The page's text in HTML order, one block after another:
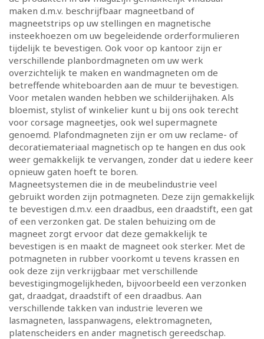
maken d.m.v. beschrijfbaar magneetband of
magneetstrips op uw stellingen en magnetische
insteekhoezen om uw begeleidende orderformulieren
tijdelijk te bevestigen. Ook voor op kantoor zijn er
verschillende planbordmagneten om uw werk
overzichtelijk te maken en wandmagneten om de
betreffende whiteboarden aan de muur te bevestigen.
Voor metalen wanden hebben we schilderijhaken. Als
bloemist, stylist of winkelier kunt u bij ons ook terecht
voor corsage magneetjes, ook wel supermagnete
genoemd. Plafondmagneten zijn er om uw reclame- of
decoratiemateriaal magnetisch op te hangen en dus ook
weer gemakkelijk te vervangen, zonder dat u iedere keer
opnieuw gaten hoeft te boren.
Magneetsystemen die in de meubelindustrie veel
gebruikt worden zijn potmagneten. Deze zijn gemakkelijk
te bevestigen d.m.v. een draadbus, een draadstift, een gat
of een verzonken gat. De stalen behuizing om de
magneet zorgt ervoor dat deze gemakkelijk te
bevestigen is en maakt de magneet ook sterker. Met de
potmagneten in rubber voorkomt u tevens krassen en
ook deze zijn verkrijgbaar met verschillende
bevestigingmogelijkheden, bijvoorbeeld een verzonken
gat, draadgat, draadstift of een draadbus. Aan
verschillende takken van industrie leveren we
lasmagneten, lasspanwagens, elektromagneten,
platenscheiders en ander magnetisch gereedschap.